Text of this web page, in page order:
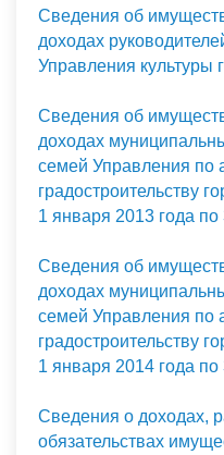
Сведения об
доходах
Управления культуры
Сведения об
доходах
семей Управления по
градостроительству
1 января 2013 года
Сведения об
доходах
семей Управления по
градостроительству
1 января 2014 года
Сведения о доходах,
обязательствах